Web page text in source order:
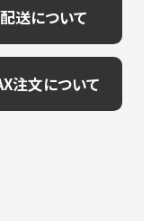
配送について
注文について